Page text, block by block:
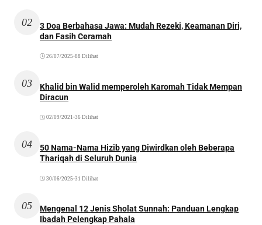
02
3 Doa Berbahasa Jawa: Mudah Rezeki, Keamanan Diri,
dan Fasih Ceramah
26/07/2025 •88 Dilihat
03
Khalid bin Walid memperoleh Karomah Tidak Mempan
Diracun
02/09/2021 •36 Dilihat
04
50 Nama-Nama Hizib yang Diwirdkan oleh Beberapa
Thariqah di Seluruh Dunia
30/06/2025 •31 Dilihat
05
Mengenal 12 Jenis Sholat Sunnah: Panduan Lengkap
Ibadah Pelengkap Pahala